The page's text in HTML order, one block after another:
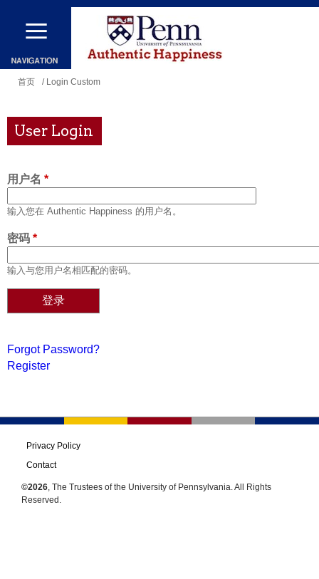
跳
到
主
容
你
这
里
首页 / Login Custom
User Login
用户名 *
输入您在 Authentic Happiness 的用户名。
密码 *
输入与您用户名相匹配的密码。
Forgot Password?
Register
Privacy Policy
Contact
©2026, The Trustees of the University of Pennsylvania. All Rights
Reserved.